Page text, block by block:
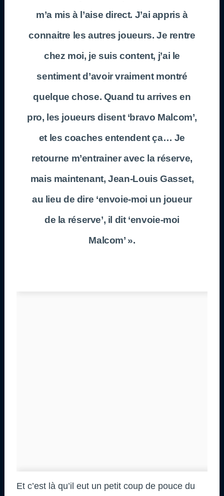
m’a mis à l’aise direct. J’ai appris à
connaitre les autres joueurs. Je rentre
chez moi, je suis content, j’ai le
sentiment d’avoir vraiment montré
quelque chose. Quand tu arrives en
pro, les joueurs disent ‘bravo Malcom’,
et les coaches entendent ça… Je
retourne m’entrainer avec la réserve,
mais maintenant, Jean-Louis Gasset,
au lieu de dire ‘envoie-moi un joueur
de la réserve’, il dit ‘envoie-moi
Malcom’ ».
Et c’est là qu’il eut un petit coup de pouce du